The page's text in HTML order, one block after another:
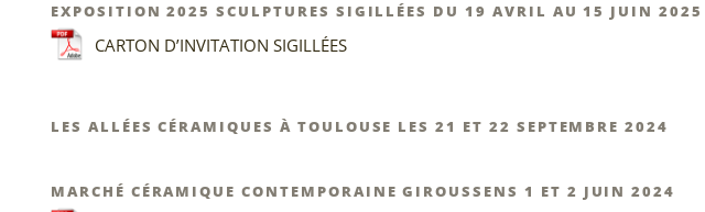
EXPOSITION 2025 SCULPTURES SIGILLÉES DU 19 AVRIL AU 15 JUIN 2025
CARTON D’INVITATION SIGILLÉES
LES ALLÉES CÉRAMIQUES À TOULOUSE LES 21 ET 22 SEPTEMBRE 2024
MARCHÉ CÉRAMIQUE CONTEMPORAINE GIROUSSENS 1 ET 2 JUIN 2024